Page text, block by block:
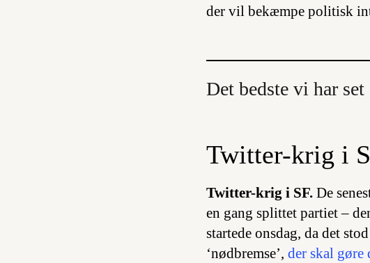
der vil bekæmpe politisk
Det bedste vi har set
Twitter-krig i
Twitter-krig i SF. De
en gang splittet partiet –
startede onsdag, da det
‘nødbremse’, der skal